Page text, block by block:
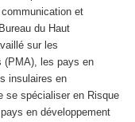
et
du Haut
sur les
(PMA), les pays en
insulaires en
se spécialiser en Risque
en développement